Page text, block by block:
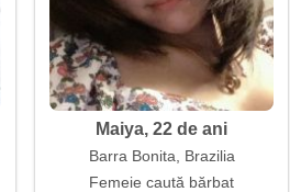
Maiya, 22 de ani
Barra Bonita, Brazilia
Femeie caută bărbat